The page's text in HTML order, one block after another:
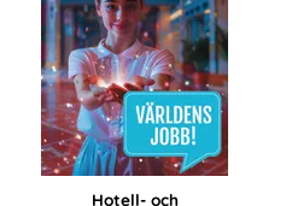
Hotell- och